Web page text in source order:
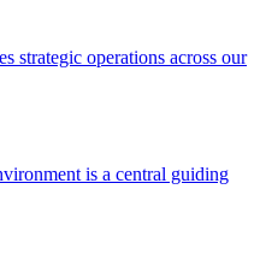
strategic operations across our
is a central guiding